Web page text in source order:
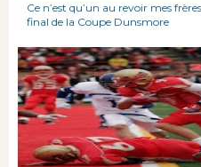
Ce n’est qu’un au revoir mes frères –
final de la Coupe Dunsmore